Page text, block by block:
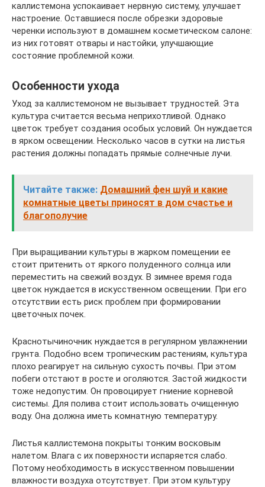
каллистемона успокаивает нервную систему, улучшает
настроение. Оставшиеся после обрезки здоровые
черенки используют в домашнем косметическом салоне:
из них готовят отвары и настойки, улучшающие
состояние проблемной кожи.
Особенности ухода
Уход за каллистемоном не вызывает трудностей. Эта
культура считается весьма неприхотливой. Однако
цветок требует создания особых условий. Он нуждается
в ярком освещении. Несколько часов в сутки на листья
растения должны попадать прямые солнечные лучи.
Читайте также: Домашний фен шуй и какие
комнатные цветы приносят в дом счастье и
благополучие
При выращивании культуры в жарком помещении ее
стоит притенить от яркого полуденного солнца или
переместить на свежий воздух. В зимнее время года
цветок нуждается в искусственном освещении. При его
отсутствии есть риск проблем при формировании
цветочных почек.
Краснотычиночник нуждается в регулярном увлажнении
грунта. Подобно всем тропическим растениям, культура
плохо реагирует на сильную сухость почвы. При этом
побеги отстают в росте и оголяются. Застой жидкости
тоже недопустим. Он провоцирует гниение корневой
системы. Для полива стоит использовать очищенную
воду. Она должна иметь комнатную температуру.
Листья каллистемона покрыты тонким восковым
налетом. Влага с их поверхности испаряется слабо.
Потому необходимость в искусственном повышении
влажности воздуха отсутствует. При этом культуру